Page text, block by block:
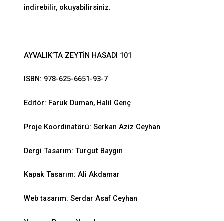
indirebilir, okuyabilirsiniz.
AYVALIK’TA ZEYTİN HASADI 101
ISBN: 978-625-6651-93-7
Editör: Faruk Duman, Halil Genç
Proje Koordinatörü: Serkan Aziz Ceyhan
Dergi Tasarım: Turgut Baygın
Kapak Tasarım: Ali Akdamar
Web tasarım: Serdar Asaf Ceyhan